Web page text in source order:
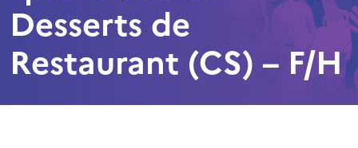
Desserts de
Restaurant (CS) – F/H